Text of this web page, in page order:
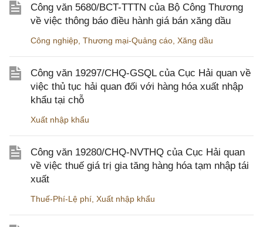
Công văn 5680/BCT-TTTN của Bộ Công Thương
về việc thông báo điều hành giá bán xăng dầu
Công nghiệp Thương mại-Quảng cáo Xăng dầu
Công văn 19297/CHQ-GSQL của Cục Hải quan về
việc thủ tục hải quan đối với hàng hóa xuất nhập
khẩu tại chỗ
Xuất nhập khẩu
Công văn 19280/CHQ-NVTHQ của Cục Hải quan
về việc thuế giá trị gia tăng hàng hóa tạm nhập tái
xuất
Thuế-Phí-Lệ phí Xuất nhập khẩu